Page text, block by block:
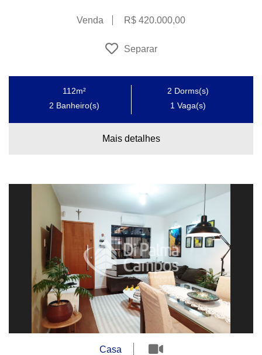
Venda R$ 420.000,00
Separar
112m² 2 Dorms(s)
2 Banheiro(s) 1 Vaga(s)
Mais detalhes
Casa